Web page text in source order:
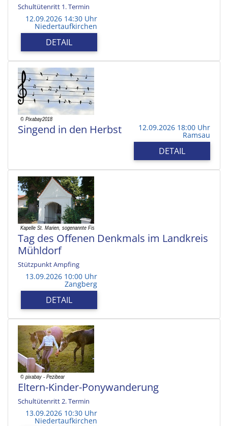
Schultütenritt 1. Termin
12.09.2026 14:30 Uhr
Niedertaufkirchen
DETAIL
Singend in den Herbst 12.09.2026 18:00 Uhr
Ramsau
DETAIL
Tag des Offenen Denkmals im Landkreis
Mühldorf
Stützpunkt Ampfing
13.09.2026 10:00 Uhr
Zangberg
DETAIL
Eltern-Kinder-Ponywanderung
Schultütenritt 2. Termin
13.09.2026 10:30 Uhr
Niedertaufkirchen